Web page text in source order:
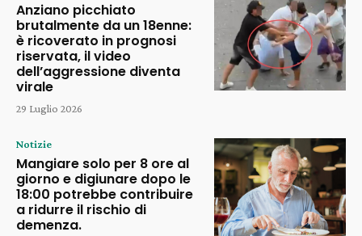
Anziano picchiato
brutalmente da un 18enne:
è ricoverato in prognosi
riservata, il video
dell’aggressione diventa
virale
29 Luglio 2026
Notizie
Mangiare solo per 8 ore al
giorno e digiunare dopo le
18:00 potrebbe contribuire
a ridurre il rischio di
demenza.